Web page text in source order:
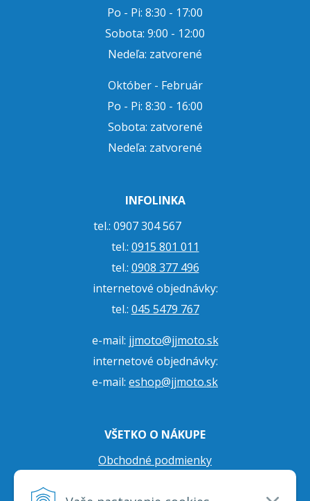
Po - Pi: 8:30 - 17:00
Sobota: 9:00 - 12:00
Nedeľa: zatvorené
Október - Február
Po - Pi: 8:30 - 16:00
Sobota: zatvorené
Nedeľa: zatvorené
INFOLINKA
tel.: 0907 304 567
tel.: 0915 801 011
tel.: 0908 377 496
internetové objednávky:
tel.: 045 5479 767
e-mail: jjmoto@jjmoto.sk
internetové objednávky:
e-mail: eshop@jjmoto.sk
VŠETKO O NÁKUPE
Obchodné podmienky